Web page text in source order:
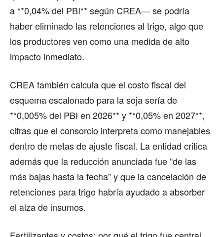
a **0,04% del PBI** según CREA— se podría
haber eliminado las retenciones al trigo, algo que
los productores ven como una medida de alto
impacto inmediato.
CREA también calcula que el costo fiscal del
esquema escalonado para la soja sería de
**0,005% del PBI en 2026** y **0,05% en 2027**,
cifras que el consorcio interpreta como manejables
dentro de metas de ajuste fiscal. La entidad critica
además que la reducción anunciada fue “de las
más bajas hasta la fecha” y que la cancelación de
retenciones para trigo habría ayudado a absorber
el alza de insumos.